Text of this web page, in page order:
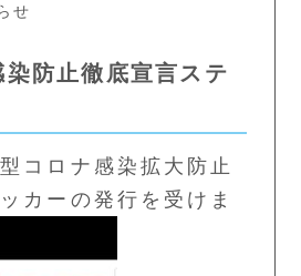
せ
防止徹底宣言ステ
コロナ感染拡大防止
カーの発行を受けま